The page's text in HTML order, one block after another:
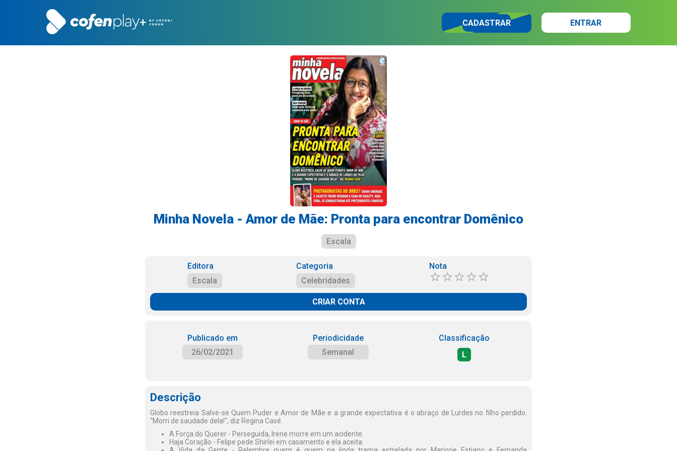
CADASTRAR ENTRAR
Minha Novela - Amor de Mãe: Pronta para encontrar Domênico
Escala
Editora
Escala
Categoria
Celebridades
Nota
CRIAR CONTA
Publicado em
26/02/2021
Periodicidade
Semanal
Classificação
L
Descrição
Globo reestreia Salve-se Quem Puder e Amor de Mãe e a grande expectativa é o abraço de Lurdes no filho perdido.
"Morri de saudade dela!", diz Regina Casé.
A Força do Querer - Perseguida, Irene morre em um acidente.
Haja Coração - Felipe pede Shirlei em casamento e ela aceita.